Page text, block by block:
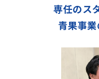
専任のス
青果事業